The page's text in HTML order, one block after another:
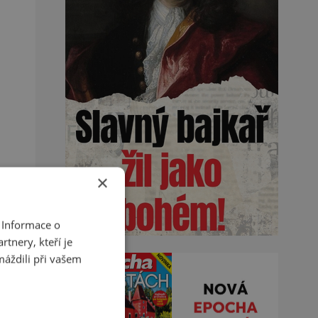
×
o
kteří je
při vašem